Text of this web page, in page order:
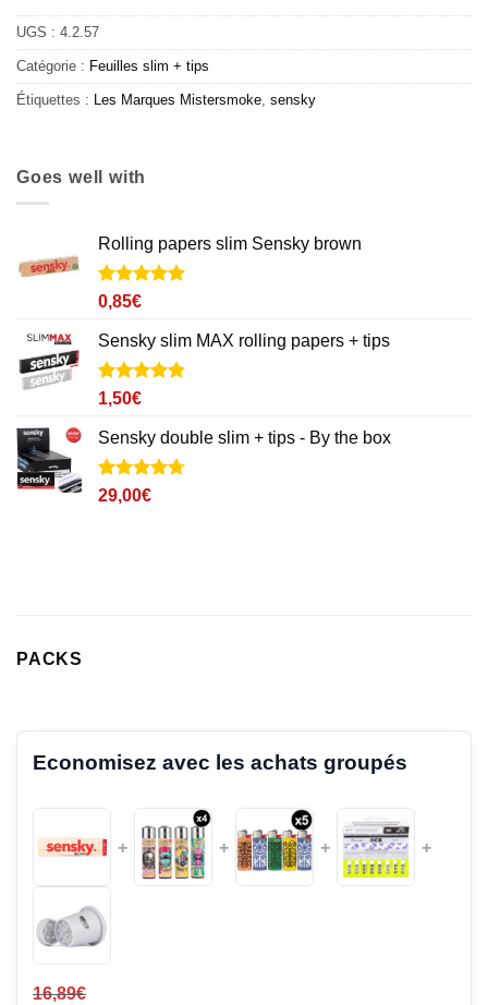
UGS : 4.2.57
Catégorie : Feuilles slim + tips
Étiquettes : Les Marques Mistersmoke sensky
Goes well with
Rolling papers slim Sensky brown
Noté5
1
notation
client
0,85€
Sensky slim MAX rolling papers + tips
Noté4.8
sur
85
notations
client
1,50€
Sensky double slim + tips - By the box
Noté4.7
23
29,00€
PACKS
Economisez avec les achats groupés
+ + + +
16,89€